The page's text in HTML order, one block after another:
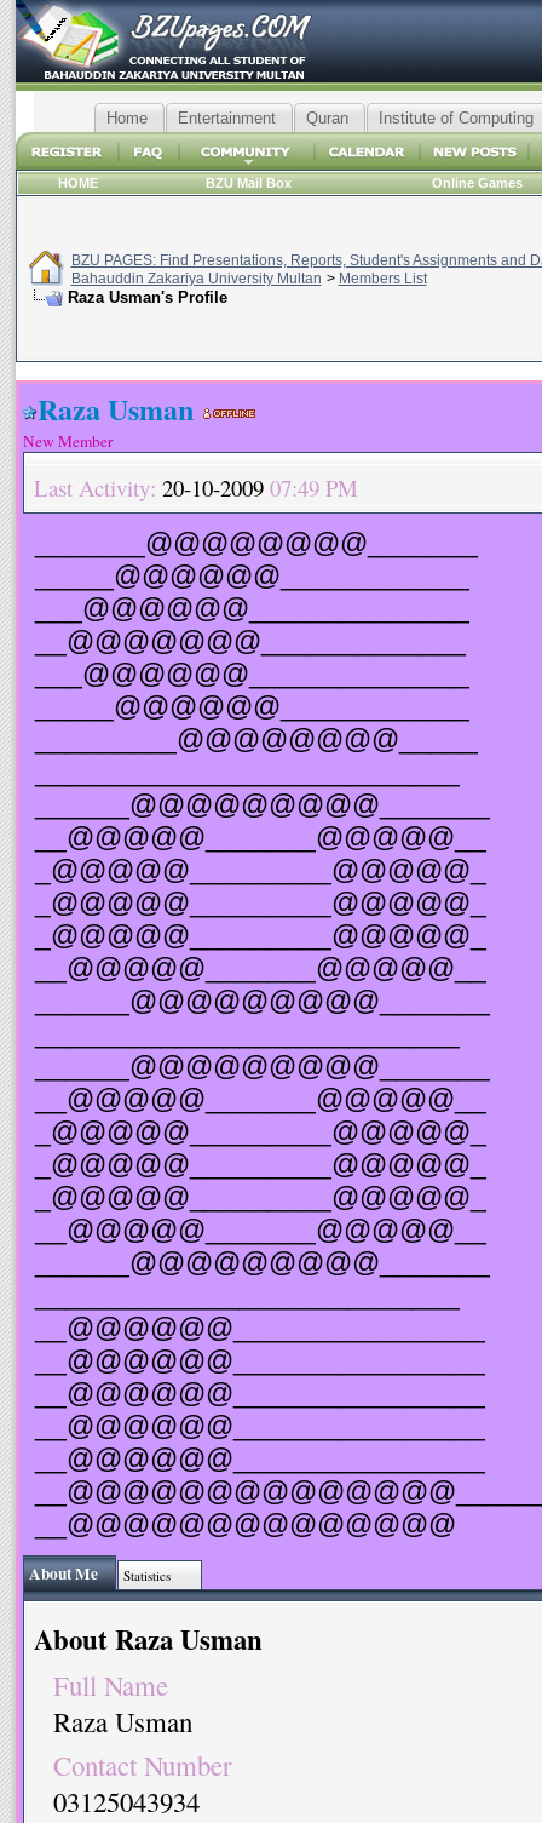
Home Entertainment Quran Institute of Computing
HOME BZU Mail Box Online Games
BZU PAGES: Find Presentations, Reports, Student's Assignments and
Bahauddin Zakariya University Multan > Members List
Raza Usman's Profile
Raza Usman
New Member
Last Activity: 20-10-2009 07:49 PM
_______@@@@@@@@_______
_____@@@@@@____________
___@@@@@@______________
__@@@@@@@_____________
___@@@@@@______________
_____@@@@@@____________
_________@@@@@@@@_____
______@@@@@@@@@_______
__@@@@@_______@@@@@__
_@@@@@_________@@@@@_
_@@@@@_________@@@@@_
_@@@@@_________@@@@@_
__@@@@@_______@@@@@__
______@@@@@@@@@_______
______@@@@@@@@@_______
__@@@@@_______@@@@@__
_@@@@@_________@@@@@_
_@@@@@_________@@@@@_
_@@@@@_________@@@@@_
__@@@@@_______@@@@@__
______@@@@@@@@@_______
__@@@@@@________________
__@@@@@@________________
__@@@@@@________________
__@@@@@@________________
__@@@@@@________________
__@@@@@@@@@@@@@@
About Me Statistics
About Raza Usman
Full Name
Raza Usman
Contact Number
03125043934